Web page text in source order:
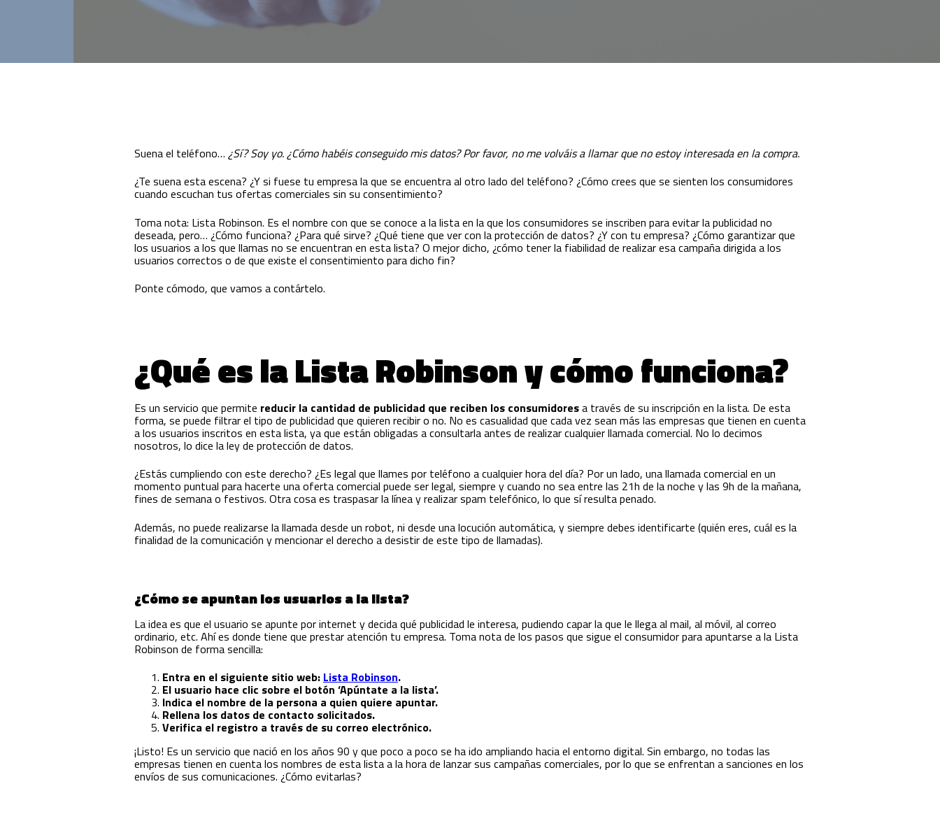
Innovación para optimizar la gestión
Suena el teléfono… ¿Sí? Soy yo. ¿Cómo habéis conseguido mis datos? Por favor, no me volváis a llamar que no estoy interesada en la compra.
¿Te suena esta escena? ¿Y si fuese tu empresa la que se encuentra al otro lado del teléfono? ¿Cómo crees que se sienten los consumidores
cuando escuchan tus ofertas comerciales sin su consentimiento?
Toma nota: Lista Robinson. Es el nombre con que se conoce a la lista en la que los consumidores se inscriben para evitar la publicidad no
deseada, pero… ¿Cómo funciona? ¿Para qué sirve? ¿Qué tiene que ver con la protección de datos? ¿Y con tu empresa? ¿Cómo garantizar que
los usuarios a los que llamas no se encuentran en esta lista? O mejor dicho, ¿cómo tener la fiabilidad de realizar esa campaña dirigida a los
usuarios correctos o de que existe el consentimiento para dicho fin?
Ponte cómodo, que vamos a contártelo.
¿Qué es la Lista Robinson y cómo funciona?
Es un servicio que permite reducir la cantidad de publicidad que reciben los consumidoresa través de su inscripción en la lista. De esta
forma, se puede filtrar el tipo de publicidad que quieren recibir o no. No es casualidad que cada vez sean más las empresas que tienen en cuenta
a los usuarios inscritos en esta lista, ya que están obligadas a consultarla antes de realizar cualquier llamada comercial. No lo decimos
nosotros, lo dice la ley de protección de datos.
¿Estás cumpliendo con este derecho? ¿Es legal que llames por teléfono a cualquier hora del día? Por un lado, una llamada comercial en un
momento puntual para hacerte una oferta comercial puede ser legal, siempre y cuando no sea entre las 21h de la noche y las 9h de la mañana,
fines de semana o festivos. Otra cosa es traspasar la línea y realizar spam telefónico, lo que sí resulta penado.
Además, no puede realizarse la llamada desde un robot, ni desde una locución automática, y siempre debes identificarte (quién eres, cuál es la
finalidad de la comunicación y mencionar el derecho a desistir de este tipo de llamadas).
¿Cómo se apuntan los usuarios a la lista?
La idea es que el usuario se apunte por internet y decida qué publicidad le interesa, pudiendo capar la que le llega al mail, al móvil, al correo
ordinario, etc. Ahí es donde tiene que prestar atención tu empresa. Toma nota de los pasos que sigue el consumidor para apuntarse a la Lista
Robinson de forma sencilla:
Entra en el siguiente sitio web: Lista Robinson.
El usuario hace clic sobre el botón ‘Apúntate a la lista’.
Indica el nombre de la persona a quien quiere apuntar.
Rellena los datos de contacto solicitados.
Verifica el registro a través de su correo electrónico.
¡Listo! Es un servicio que nació en los años 90 y que poco a poco se ha ido ampliando hacia el entorno digital. Sin embargo, no todas las
empresas tienen en cuenta los nombres de esta lista a la hora de lanzar sus campañas comerciales, por lo que se enfrentan a sanciones en los
envíos de sus comunicaciones. ¿Cómo evitarlas?